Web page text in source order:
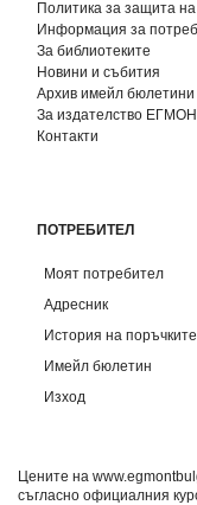
Политика за защита
Информация за
За библиотеките
Новини и събития
Архив имейл бюлетини
За издателство
Контакти
ПОТРЕБИТЕЛ
Моят потребител
Адресник
История на поръчките
Имейл бюлетин
Изход
Цените на
съгласно официалния